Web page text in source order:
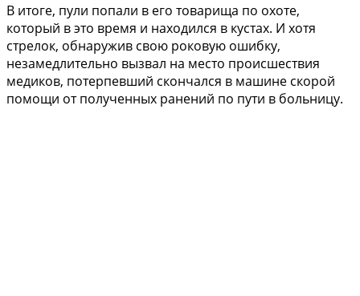
В итоге, пули попали в его товарища по охоте,
который в это время и находился в кустах. И хотя
стрелок, обнаружив свою роковую ошибку,
незамедлительно вызвал на место происшествия
медиков, потерпевший скончался в машине скорой
помощи от полученных ранений по пути в больницу.